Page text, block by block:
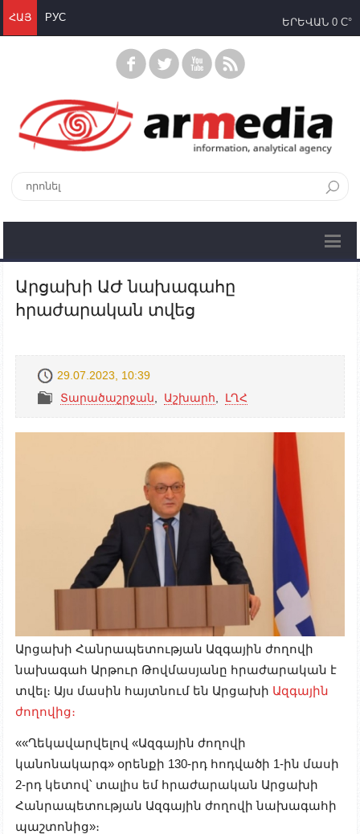
ՀԱՅ РУС ԵՐԵՎԱՆ 0 C°
Արցախի ԱԺ նախագահը
հրաժարական տվեց
29.07.2023, 10:39
Տարածաշրջան
Աշխարհ ԼՂՀ
Արցախի Հանրապետության Ազգային ժողովի
նախագահ Արթուր Թովմասյանը հրաժարական է
տվել։ Այս մասին հայտնում են Արցախի Ազգային
ժողովից։
««Ղեկավարվելով «Ազգային ժողովի
կանոնակարգ» օրենքի 130-րդ հոդվածի 1-ին մասի
2-րդ կետով՝ տալիս եմ հրաժարական Արցախի
Հանրապետության Ազգային ժողովի նախագահի
պաշտոնից»։